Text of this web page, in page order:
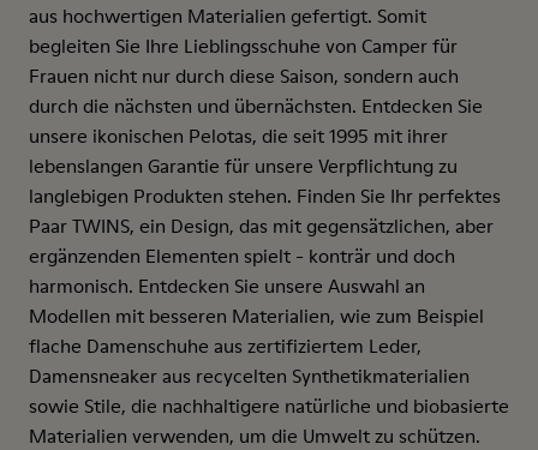
aus hochwertigen Materialien gefertigt. Somit
begleiten Sie Ihre Lieblingsschuhe von Camper für
Frauen nicht nur durch diese Saison, sondern auch
durch die nächsten und übernächsten. Entdecken Sie
unsere ikonischen Pelotas, die seit 1995 mit ihrer
lebenslangen Garantie für unsere Verpflichtung zu
langlebigen Produkten stehen. Finden Sie Ihr perfektes
Paar TWINS, ein Design, das mit gegensätzlichen, aber
ergänzenden Elementen spielt - konträr und doch
harmonisch. Entdecken Sie unsere Auswahl an
Modellen mit besseren Materialien, wie zum Beispiel
flache Damenschuhe aus zertifiziertem Leder,
Damensneaker aus recycelten Synthetikmaterialien
sowie Stile, die nachhaltigere natürliche und biobasierte
Materialien verwenden, um die Umwelt zu schützen.